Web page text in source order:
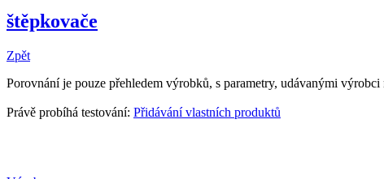
štěpkovače
Zpět
Porovnání je pouze přehledem výrobků, s parametry, udávanými
Právě probíhá testování: Přidávání vlastních produktů